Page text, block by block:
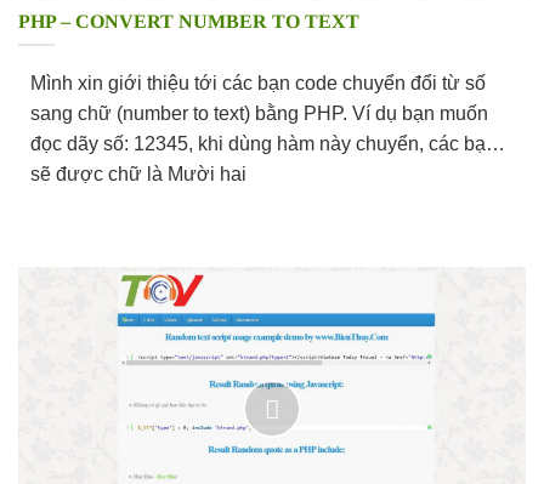
PHP – CONVERT NUMBER TO TEXT
Mình xin giới thiệu tới các bạn code chuyển đổi từ số
sang chữ (number to text) bằng PHP. Ví dụ bạn muốn
đọc dãy số: 12345, khi dùng hàm này chuyển, các bạn
sẽ được chữ là Mười hai